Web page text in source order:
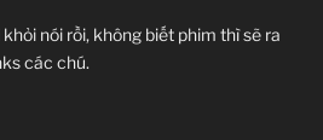
nói rồi, không biết phim thì sẽ ra
các chú.